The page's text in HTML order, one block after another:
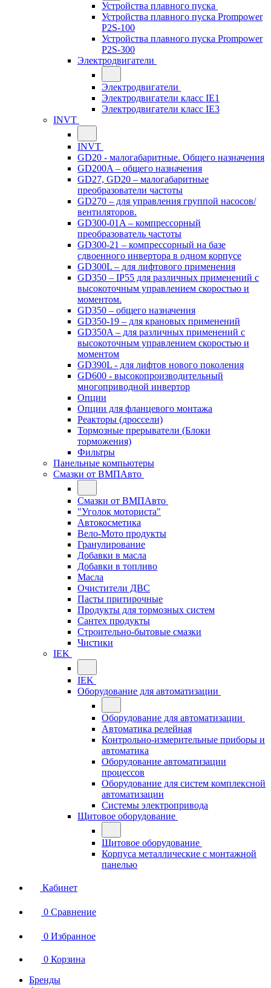
Устройства плавного пуска
Устройства плавного пуска Prompower
P2S-100
Устройства плавного пуска Prompower
P2S-300
Электродвигатели
Электродвигатели
Электродвигатели класс IE1
Электродвигатели класс IE3
INVT
INVT
GD20 - малогабаритные. Общего назначения
GD200A – общего назначения
GD27, GD20 – малогабаритные
преобразователи частоты
GD270 – для управления группой насосов/
вентиляторов.
GD300-01A – компрессорный
преобразователь частоты
GD300-21 – компрессорный на базе
сдвоенного инвертора в одном корпусе
GD300L – для лифтового применения
GD350 – IP55 для различных применений с
высокоточным управлением скоростью и
моментом.
GD350 – общего назначения
GD350-19 – для крановых применений
GD350A – для различных применений с
высокоточным управлением скоростью и
моментом
GD390L - для лифтов нового поколения
GD600 - высокопроизводительный
многоприводной инвертор
Опции
Опции для фланцевого монтажа
Реакторы (дроссели)
Тормозные прерыватели (Блоки
торможения)
Фильтры
Панельные компьютеры
Смазки от ВМПАвто
Смазки от ВМПАвто
"Уголок моториста"
Автокосметика
Вело-Мото продукты
Гранулирование
Добавки в масла
Добавки в топливо
Масла
Очистители ДВС
Пасты притирочные
Продукты для тормозных систем
Сантех продукты
Строительно-бытовые смазки
Чистики
IEK
IEK
Оборудование для автоматизации
Оборудование для автоматизации
Автоматика релейная
Контрольно-измерительные приборы и
автоматика
Оборудование автоматизации
процессов
Оборудование для систем комплексной
автоматизации
Системы электропривода
Щитовое оборудование
Щитовое оборудование
Корпуса металлические с монтажной
панелью
Кабинет
0 Сравнение
0 Избранное
0 Корзина
Бренды